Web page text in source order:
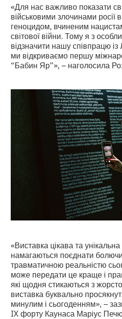
«Для нас важливо показати
військовими злочинами росії в
геноцидом, вчиненим
світової війни. Тому я з
відзначити нашу співпрацю
ми відкриваємо першу
“Бабин Яр”», – наголосила
«Виставка цікава та
намагаються поєднати
травматичною реальністю
може передати це краще і
які щодня стикаються з
виставка буквально
минулим і сьогоденням», –
IX форту Каунаса Маріус